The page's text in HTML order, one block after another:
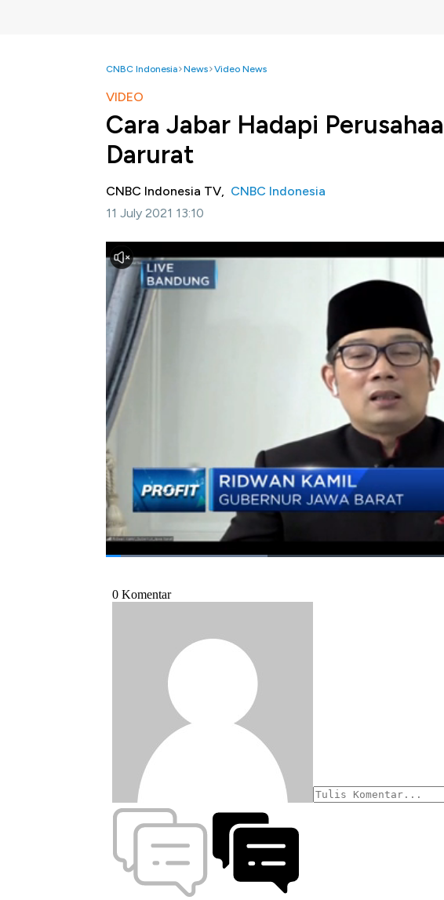
CNBC Indonesia News Video News
VIDEO
Cara Jabar Hadapi
Darurat
CNBC Indonesia TV, CNBC Indonesia
11 July 2021 13:10
Jakarta, CNBC Indonesia-
Darurat bagi 50 juta waraga Jawa Barat harus berbasis
tantangan yang harus diatasi mulai dari kesadaran warga
bisa isolasi mandiri hingga yang harus dirawat di RS hingga
kritikal yang masih beroperasih penuh.
Seperti apa tantangan dan upaya Pemprov Jabar
Darurat? Selengkapnya simak dialog Erwin Surya Brata
dalam Profit , CNBC Indonesia (Jum'at, 09/07/2021)
Bagikan:
#jawa barat #ridwan kamil